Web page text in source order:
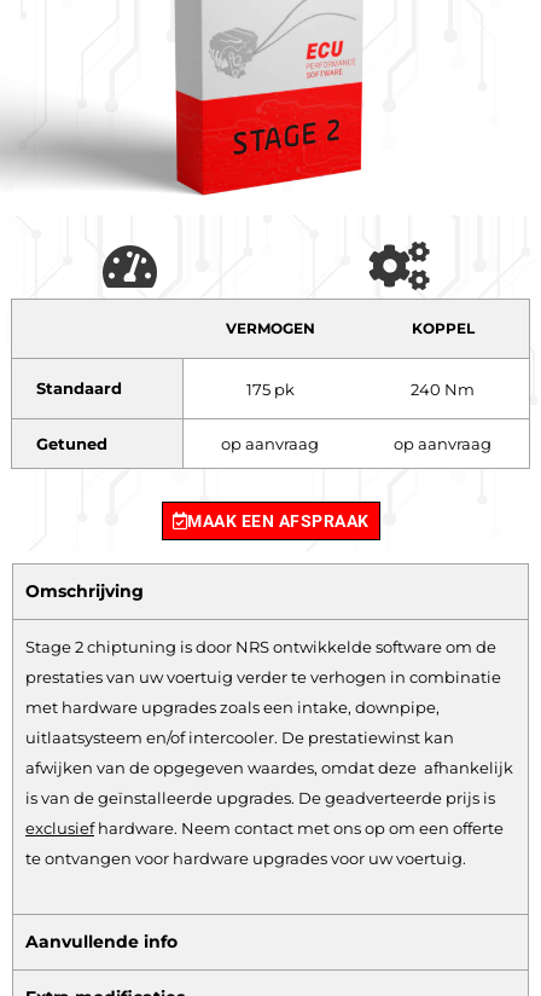
VERMOGEN KOPPEL
Standaard 175 pk 240 Nm
Getuned op aanvraag op aanvraag
MAAK EEN AFSPRAAK
Omschrijving
Stage 2 chiptuning is door NRS ontwikkelde software om de
prestaties van uw voertuig verder te verhogen in combinatie
met hardware upgrades zoals een intake, downpipe,
uitlaatsysteem en/of intercooler. De prestatiewinst kan
afwijken van de opgegeven waardes, omdat deze afhankelijk
is van de geïnstalleerde upgrades. De geadverteerde prijs is
exclusiefhardware. Neem contact met ons op om een offerte
te ontvangen voor hardware upgrades voor uw voertuig.
Aanvullende info